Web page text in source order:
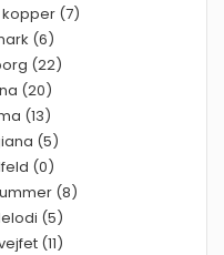
kopper (7)
(6)
(22)
(20)
(13)
(5)
(0)
(8)
(5)
(11)